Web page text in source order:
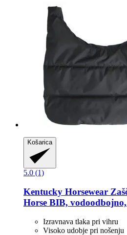
Košarica
5.0 (1)
Kentucky Horsewear
Horse BIB,
Izravnava tlaka pri vihru
Visoko udobje pri nošenju